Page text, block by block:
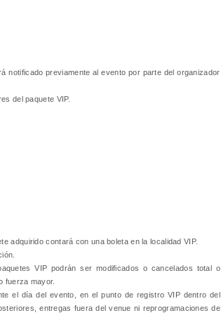
notificado previamente al evento por parte del organizador
del paquete VIP.
adquirido contará con una boleta en la localidad VIP.
VIP podrán ser modificados o cancelados total o
fuerza mayor.
el día del evento, en el punto de registro VIP dentro del
entregas fuera del venue ni reprogramaciones de